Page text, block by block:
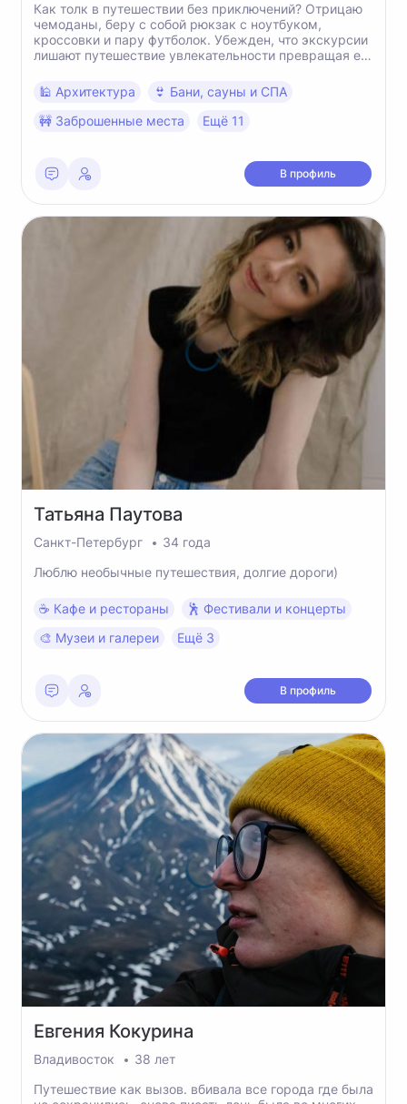
Как толк в путешествии без приключений? Отрицаю
чемоданы, беру с собой рюкзак с ноутбуком,
кроссовки и пару футболок. Убежден, что экскурсии
лишают путешествие увлекательности превращая его
Вовлекаю окружающих в приключения!) Мечтаю,
чтобы меня кто нибудь вовлек в какое-нибудь
увлекательное или даже немного опасное
приключение! Люблю как замороченные
пригородные походы.
🕌 Архитектура
👙 Бани, сауны и СПА
🚧 Заброшенные места
Ещё 11
В профиль
Татьяна Паутова
Санкт-Петербург
34 года
Люблю необычные путешествия, долгие дороги)
☕️ Кафе и рестораны
🕺 Фестивали и концерты
🎨 Музеи и галереи
Ещё 3
В профиль
Евгения Кокурина
Владивосток
38 лет
Путешествие как вызов. вбивала все города где была